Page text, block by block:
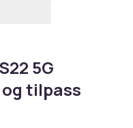
5G
tilpass